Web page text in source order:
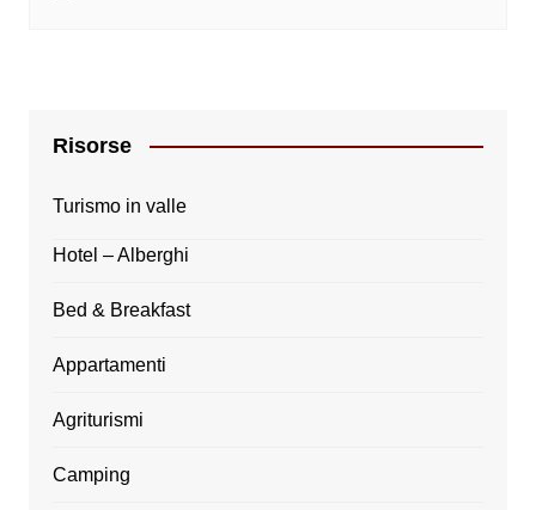
Risorse
Turismo in valle
Hotel – Alberghi
Bed & Breakfast
Appartamenti
Agriturismi
Camping